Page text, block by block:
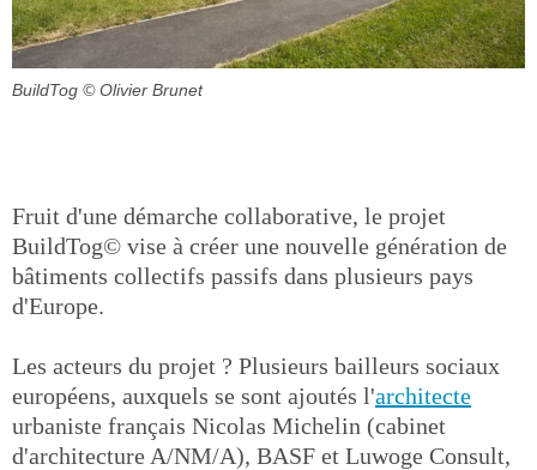
BuildTog © Olivier Brunet
Fruit d'une démarche collaborative, le projet
BuildTog© vise à créer une nouvelle génération de
bâtiments collectifs passifs dans plusieurs pays
d'Europe.
Les acteurs du projet ? Plusieurs bailleurs sociaux
européens, auxquels se sont ajoutés l'architecte
urbaniste français Nicolas Michelin (cabinet
d'architecture A/NM/A), BASF et Luwoge Consult,